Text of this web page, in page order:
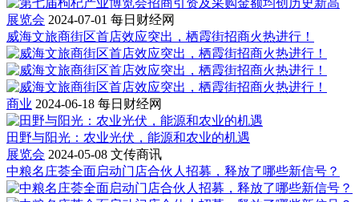
展览会 2024-07-01 每日财经网
威海文旅商街区首店效应突出，栖霞街招商火热进行！
商业 2024-06-18 每日财经网
田野与阳光：农业光伏，能源和农业的机遇
展览会 2024-05-08 文传商讯
中粮名庄荟全面启动门店合伙人招募，释放了哪些新信号？